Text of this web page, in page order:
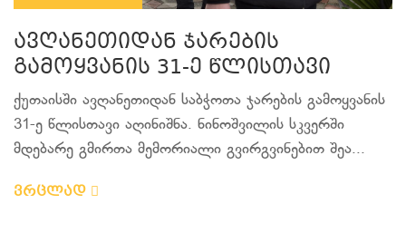
ავღანეთიდან ჯარების
გამოყვანის 31-ე წლისთავი
ქუთაისში ავღანეთიდან საბჭოთა ჯარების გამოყვანის
31-ე წლისთავი აღინიშნა. ნინოშვილის სკვერში
მდებარე გმირთა მემორიალი გვირგვინებით შეა...
ვრცლად